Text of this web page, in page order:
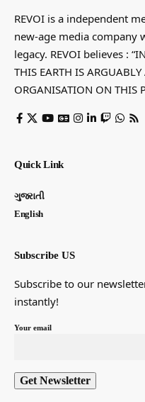
REVOI is a independent
new-age media company
legacy. REVOI believes :
THIS EARTH IS ARGUABLY
ORGANISATION ON THIS
Quick Link
ગુજરાતી
English
Subscribe US
Subscribe to our
instantly!
Your email